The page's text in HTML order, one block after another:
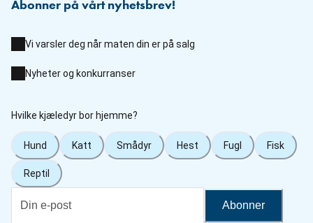
Abonner på vårt nyhetsbrev!
Vi varsler deg når maten din er på salg
Nyheter og konkurranser
Hvilke kjæledyr bor hjemme?
Hund Katt Smådyr Hest Fugl Fisk
Reptil
Abonner